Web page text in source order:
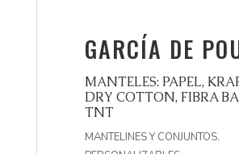
GARCÍA DE
MANTELES: PAPEL,
DRY COTTON, FIBRA
TNT
MANTELINES Y CONJUNTOS.